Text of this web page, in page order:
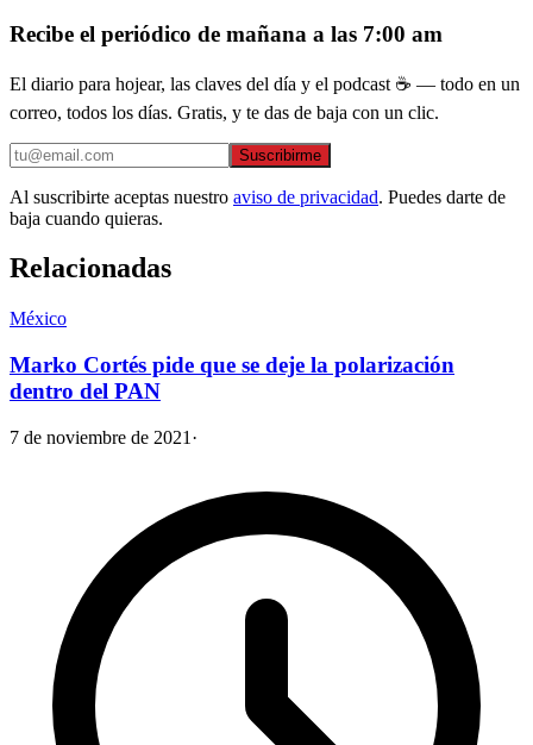
Recibe el periódico de mañana a las 7:00 am
El diario para hojear, las claves del día y el podcast ☕ — todo en un
correo, todos los días. Gratis, y te das de baja con un clic.
Suscribirme
Al suscribirte aceptas nuestro aviso de privacidad. Puedes darte de
baja cuando quieras.
Relacionadas
México
Marko Cortés pide que se deje la polarización
dentro del PAN
7 de noviembre de 2021 ·